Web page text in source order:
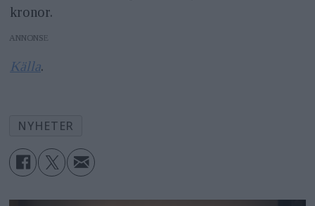
kronor.
ANNONS
Källa.
NYHETER